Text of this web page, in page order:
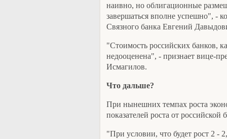
наивно, но облигационные
завершаться вполне успешно", -
Связного банка Евгений
"Стоимость российских банков,
недооценена", - признает вице-
Исмагилов.
Что дальше?
При нынешних темпах роста
показателей роста от российской
"При условии, что будет рост 2 -